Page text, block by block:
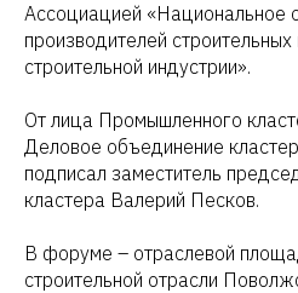
Ассоциацией «Национальное
производителей
строительной индустрии».
От лица Промышленного
Деловое объединение
подписал заместитель
кластера Валерий Песков.
В форуме – отраслевой
строительной отрасли